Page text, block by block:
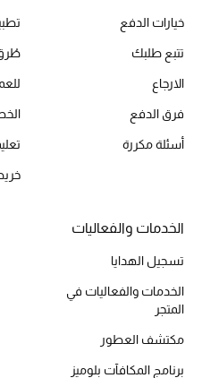
جميع مستحضرات الجمال
الجديد في عالم الجمال
العطور
المكياج
مستحضرات العناية
مستحضرات الاستحمام والعناية
خيارات الدفع
تتبع طلبك
الارجاع
فرق الدفع
أسئلة مكررة
الخدمات والفعاليات
تسجيل الهدايا
الخدمات والفعاليات في
المتجر
مكتشف العطور
برنامج المكافآت بلوميز